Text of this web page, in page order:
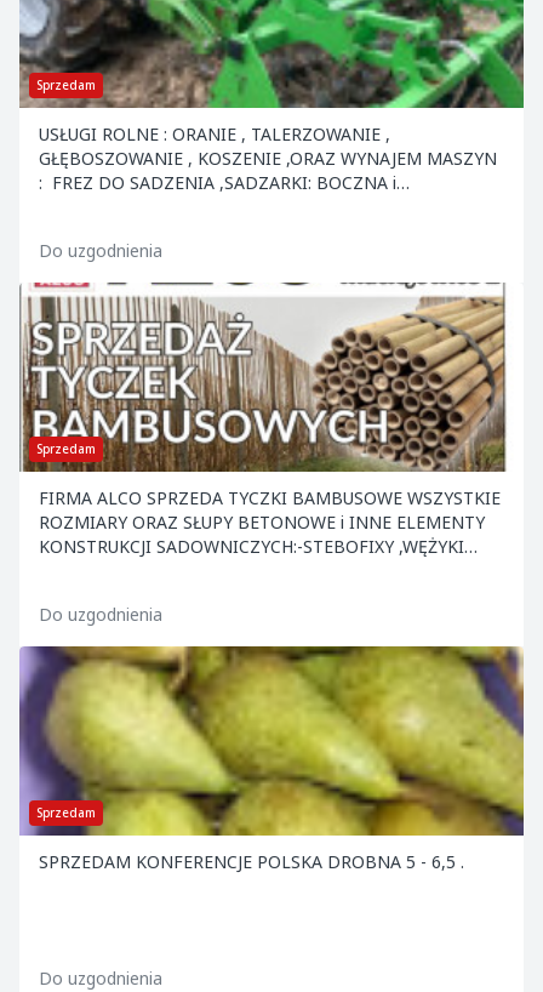
Sprzedam
USŁUGI ROLNE : ORANIE , TALERZOWANIE ,
GŁĘBOSZOWANIE , KOSZENIE ,ORAZ WYNAJEM MASZYN
: FREZ DO SADZENIA ,SADZARKI: BOCZNA i
Do uzgodnienia
Sprzedam
FIRMA ALCO SPRZEDA TYCZKI BAMBUSOWE WSZYSTKIE
ROZMIARY ORAZ SŁUPY BETONOWE i INNE ELEMENTY
KONSTRUKCJI SADOWNICZYCH:-STEBOFIXY ,WĘŻYKI
Do uzgodnienia
Sprzedam
SPRZEDAM KONFERENCJE POLSKA DROBNA 5 - 6,5 .
Do uzgodnienia